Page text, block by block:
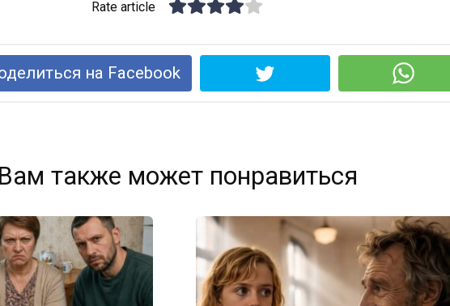
Rate article
на Facebook
Вам также может понравиться